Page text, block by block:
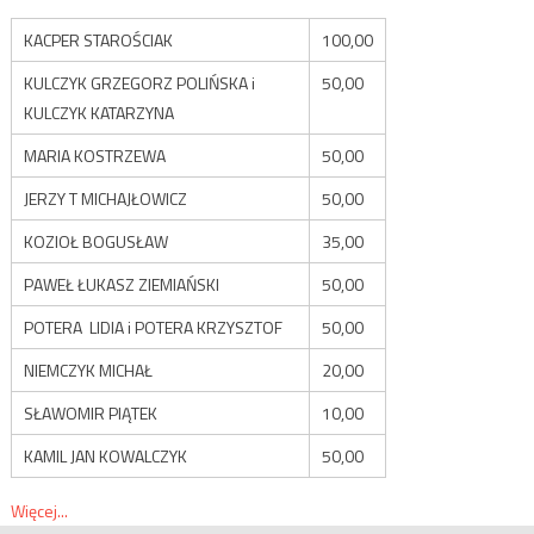
KACPER STAROŚCIAK
100,00
KULCZYK GRZEGORZ POLIŃSKA i
KULCZYK KATARZYNA
50,00
MARIA KOSTRZEWA
50,00
JERZY T MICHAJŁOWICZ
50,00
KOZIOŁ BOGUSŁAW
35,00
PAWEŁ ŁUKASZ ZIEMIAŃSKI
50,00
POTERA LIDIA i POTERA KRZYSZTOF
50,00
NIEMCZYK MICHAŁ
20,00
SŁAWOMIR PIĄTEK
10,00
KAMIL JAN KOWALCZYK
50,00
Więcej...